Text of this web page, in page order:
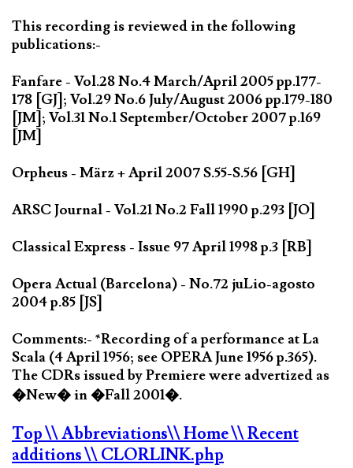
This recording is reviewed in the following
publications:-
Fanfare - Vol.28 No.4 March/April 2005 pp.177-
178 [GJ]; Vol.29 No.6 July/August 2006 pp.179-180
[JM]; Vol.31 No.1 September/October 2007 p.169
[JM]
Orpheus - März + April 2007 S.55-S.56 [GH]
ARSC Journal - Vol.21 No.2 Fall 1990 p.293 [JO]
Classical Express - Issue 97 April 1998 p.3 [RB]
Opera Actual (Barcelona) - No.72 juLio-agosto
2004 p.85 [JS]
Comments:- *Recording of a performance at La
Scala (4 April 1956; see OPERA June 1956 p.365).
The CDRs issued by Premiere were advertized as
�New� in �Fall 2001�.
Top\\ Abbreviations\\ Home\\ Recent
additions\\ CLORLINK.php